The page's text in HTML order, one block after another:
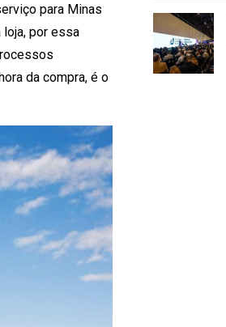
para Minas
por essa
da compra, é o